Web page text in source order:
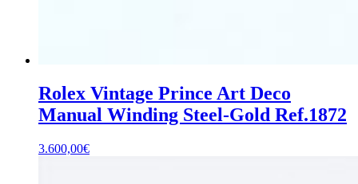
Rolex Vintage Prince Art Deco
Manual Winding Steel-Gold Ref.1872
3.600,00€